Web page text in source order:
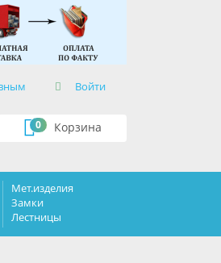
Войти
Корзина
0
Мет.изделия
Замки
Лестницы